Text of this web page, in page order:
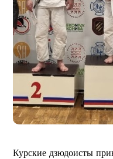
Курские дзюдоисты